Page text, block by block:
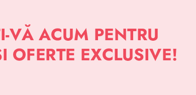
STIL DE LA SHEIN